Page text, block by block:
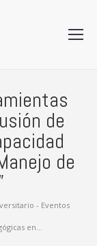
de
de
- Eventos
en…